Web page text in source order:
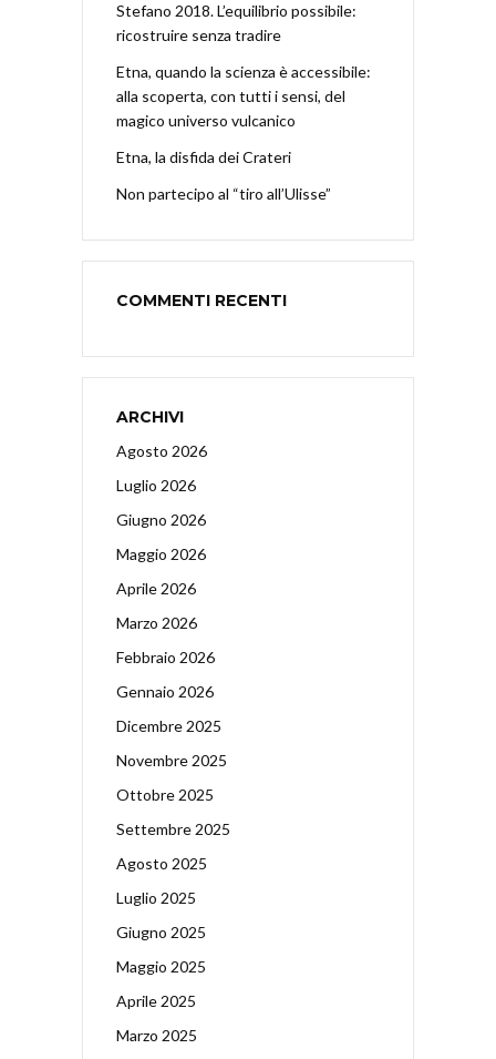
Stefano 2018. L’equilibrio possibile:
ricostruire senza tradire
Etna, quando la scienza è accessibile:
alla scoperta, con tutti i sensi, del
magico universo vulcanico
Etna, la disfida dei Crateri
Non partecipo al “tiro all’Ulisse”
COMMENTI RECENTI
ARCHIVI
Agosto 2026
Luglio 2026
Giugno 2026
Maggio 2026
Aprile 2026
Marzo 2026
Febbraio 2026
Gennaio 2026
Dicembre 2025
Novembre 2025
Ottobre 2025
Settembre 2025
Agosto 2025
Luglio 2025
Giugno 2025
Maggio 2025
Aprile 2025
Marzo 2025